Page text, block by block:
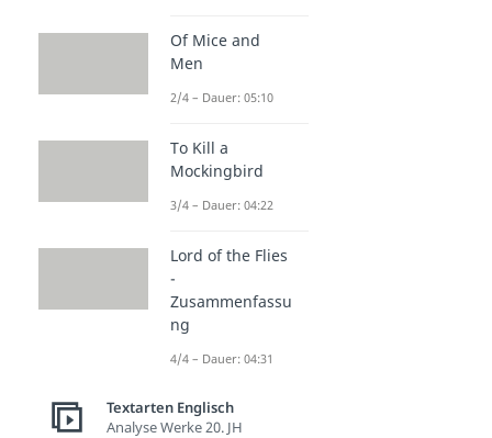
Of Mice and
Men
2/4 – Dauer: 05:10
To Kill a
Mockingbird
3/4 – Dauer: 04:22
Lord of the Flies
-
Zusammenfassu
ng
4/4 – Dauer: 04:31
Textarten Englisch
Analyse Werke 20. JH